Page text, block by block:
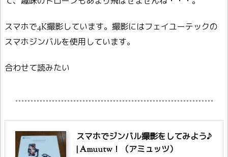
スマホで4K撮影しています。撮影にはフェイユーテックの
スマホジンバルを使用しています。
合わせて読みたい
スマホでジンバル撮影をしてみよう♪
| Amuutw！（アミュッツ）